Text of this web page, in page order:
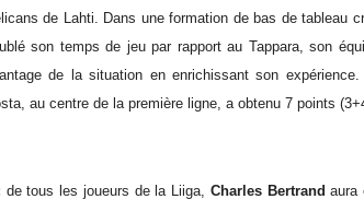
de Lahti. Dans une formation de bas de tableau
son temps de jeu par rapport au Tappara, son
de la situation en enrichissant son
au centre de la première ligne, a obtenu 7 points
de tous les joueurs de la Liiga, Charles Bertrand aura